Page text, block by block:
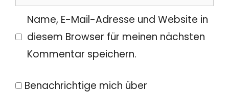
Name, E-Mail-Adresse und Website in
diesem Browser für meinen nächsten
Kommentar speichern.
Benachrichtige mich über